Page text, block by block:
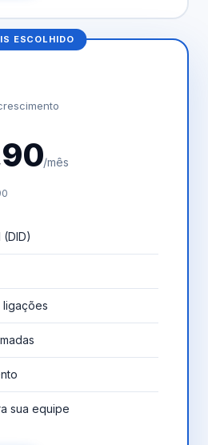
ESCOLHIDO
/mês
(DID)
sua equipe